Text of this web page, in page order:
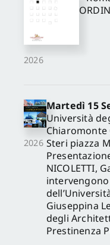
2026
2026
Martedì 15
Università
Chiaromonte
Steri piazza
NICOLETTI,
Giuseppina
degli
Prestinenza